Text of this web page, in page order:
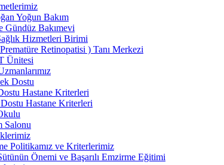
Yoğun Bakım
Gündüz Bakımevi
Hizmetleri Birimi
Retinopatisi ) Tanı Merkezi
Ünitesi
Dostu
Hastane Kriterleri
Hastane Kriterleri
Salonu
Politikamız ve Kriterlerimiz
Önemi ve Başarılı Emzirme Eğitimi